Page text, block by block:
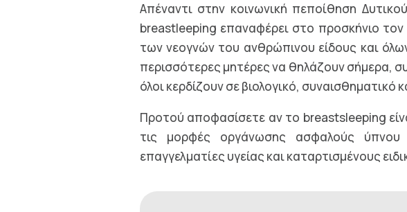
Απέναντι στην κοινωνική πεποίθηση
breastleeping επαναφέρει στο προσκήνιο
των νεογνών του ανθρώπινου είδους και
περισσότερες μητέρες να θηλάζουν σήμερα,
όλοι κερδίζουν σε βιολογικό, συναισθηματικό
Προτού αποφασίσετε αν το breastsleeping
τις μορφές οργάνωσης ασφαλούς ύπνου
επαγγελματίες υγείας και καταρτισμένους